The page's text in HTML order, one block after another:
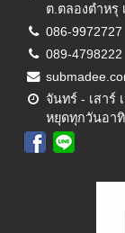
ต.ตลองตำหรุ
086-9972727
089-4798222
จันทร์ - เสาร์
หยุดทุกวันอา